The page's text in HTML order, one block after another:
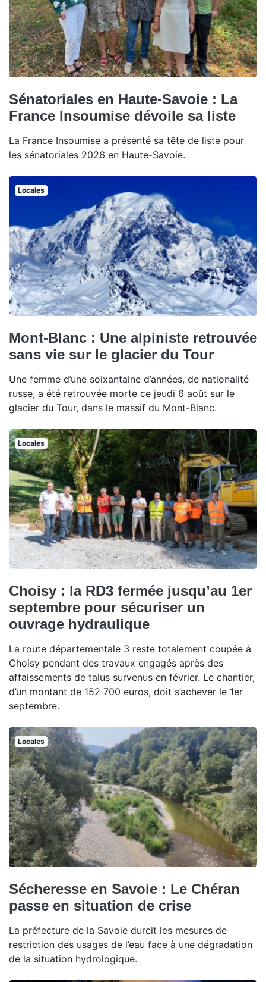
Sénatoriales en Haute-Savoie : La
France Insoumise dévoile sa liste
La France Insoumise a présenté sa tête de liste pour
les sénatoriales 2026 en Haute-Savoie.
Locales
Mont-Blanc : Une alpiniste retrouvée
sans vie sur le glacier du Tour
Une femme d’une soixantaine d’années, de nationalité
russe, a été retrouvée morte ce jeudi 6 août sur le
glacier du Tour, dans le massif du Mont-Blanc.
Locales
Choisy : la RD3 fermée jusqu’au 1er
septembre pour sécuriser un
ouvrage hydraulique
La route départementale 3 reste totalement coupée à
Choisy pendant des travaux engagés après des
affaissements de talus survenus en février. Le chantier,
d’un montant de 152 700 euros, doit s’achever le 1er
septembre.
Locales
Sécheresse en Savoie : Le Chéran
passe en situation de crise
La préfecture de la Savoie durcit les mesures de
restriction des usages de l’eau face à une dégradation
de la situation hydrologique.